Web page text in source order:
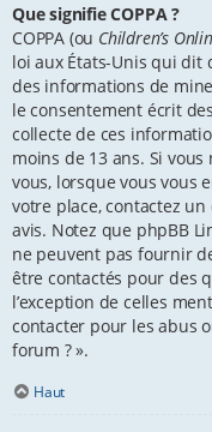
Que signifie COPPA ?
COPPA (ou Children’s
loi aux États-Unis qui
des informations de
le consentement écrit
collecte de ces
moins de 13 ans. Si vous
vous, lorsque vous vous
votre place, contactez
avis. Notez que phpBB
ne peuvent pas fournir
être contactés pour des
l’exception de celles
contacter pour les abus
forum ? ».
Haut